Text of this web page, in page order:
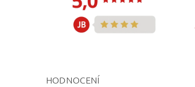
HODNOCENÍ